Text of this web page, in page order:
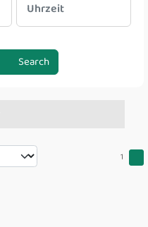
Search
1